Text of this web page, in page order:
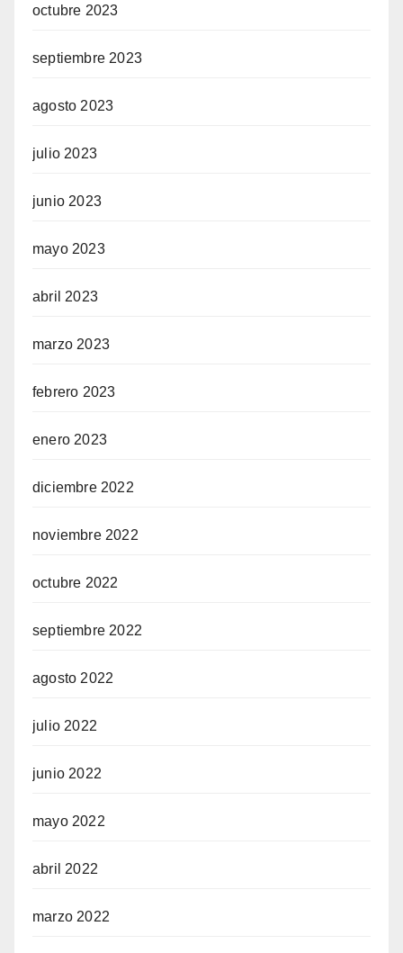
octubre 2023
septiembre 2023
agosto 2023
julio 2023
junio 2023
mayo 2023
abril 2023
marzo 2023
febrero 2023
enero 2023
diciembre 2022
noviembre 2022
octubre 2022
septiembre 2022
agosto 2022
julio 2022
junio 2022
mayo 2022
abril 2022
marzo 2022